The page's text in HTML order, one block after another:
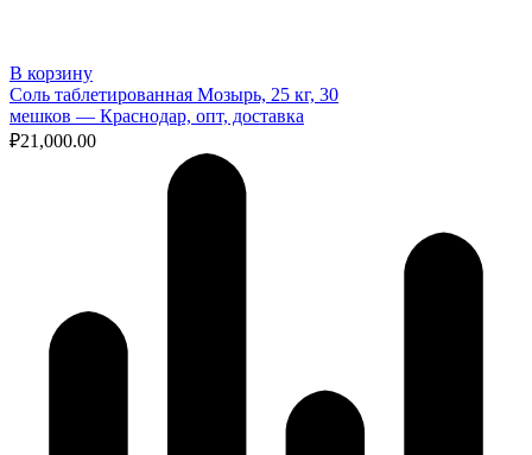
В корзину
Соль таблетированная Мозырь, 25 кг, 30
мешков — Краснодар, опт, доставка
₽21,000.00